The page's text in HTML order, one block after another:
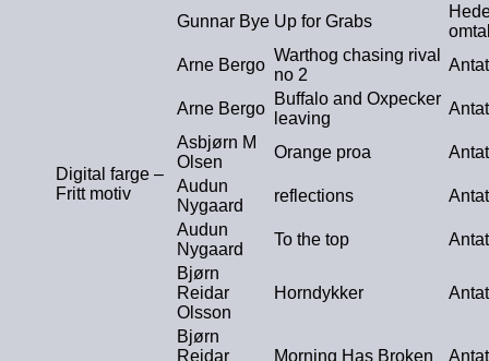
Digital farge –
Fritt motiv
Gunnar Bye Up for Grabs
Arne Bergo
Warthog chasing rival
no 2
Arne Bergo
Buffalo and Oxpecker
leaving
Asbjørn M
Olsen
Orange proa
Audun
Nygaard
reflections
Audun
Nygaard
To the top
Bjørn
Reidar
Olsson
Horndykker
Bjørn
Reidar
Morning Has Broken